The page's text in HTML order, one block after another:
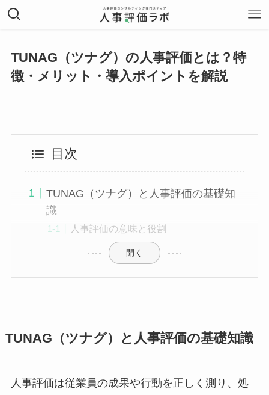
TUNAG（ツナグ）の人事評価とは？特
徴・メリット・導入ポイントを解説
目次
TUNAG（ツナグ）と人事評価の基礎知
識
人事評価の意味と役割
開く
TUNAG（ツナグ）と人事評価の基礎知識
人事評価は従業員の成果や行動を正しく測り、処